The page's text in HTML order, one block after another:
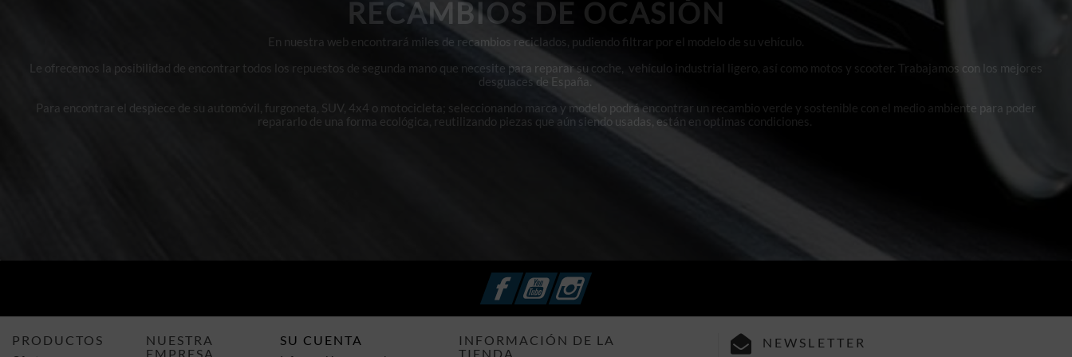
RECAMBIOS DE OCASIÓN
En nuestra web encontrará miles de recambios reciclados, pudiendo filtrar por el modelo de su vehículo.
Le ofrecemos la posibilidad de encontrar todos los repuestos de segunda mano que necesite para reparar su coche, vehículo industrial ligero, así como motos y scooter. Trabajamos con los mejores
desguaces de España.
Para encontrar el despiece de su automóvil, furgoneta, SUV, 4x4 o motocicleta; seleccionando marca y modelo podrá encontrar un recambio verde y sostenible con el medio ambiente para poder
repararlo de una forma ecológica, reutilizando piezas que aún siendo usadas, están en optimas condiciones.
FacebookYouTubeInstagram
PRODUCTOS
NUESTRA
EMPRESA
SU CUENTA
INFORMACIÓN DE LA
TIENDA
NEWSLETTER